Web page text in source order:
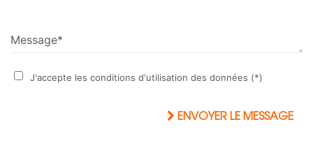
Message*
J'accepte les conditions d'utilisation des données (*)
ENVOYER LE MESSAGE